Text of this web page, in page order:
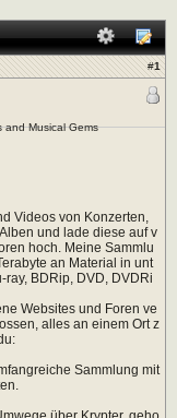
#1
and Musical Gems
Videos von Konzerten,
und lade diese auf v
hoch. Meine Sammlu
an Material in unt
BDRip, DVD, DVDRi
Websites und Foren ve
alles an einem Ort z
Sammlung mit